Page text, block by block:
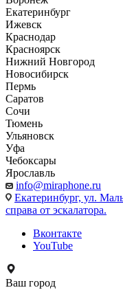
Екатеринбург
Ижевск
Краснодар
Красноярск
Нижний Новгород
Новосибирск
Пермь
Саратов
Сочи
Тюмень
Ульяновск
Уфа
Чебоксары
Ярославль
info@miraphone.ru
Екатеринбург, ул.
справа от эскалатора.
Вконтакте
YouTube
Ваш город